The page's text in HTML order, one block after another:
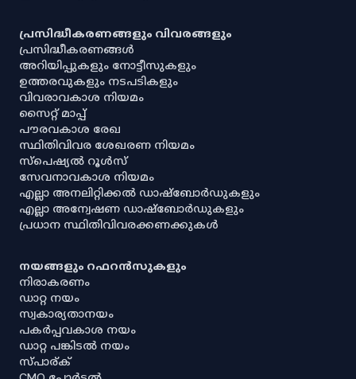
പ്രസിദ്ധീകരണങ്ങളും വിവരങ്ങളും
പ്രസിദ്ധീകരണങ്ങൾ
അറിയിപ്പുകളും നോട്ടീസുകളും
ഉത്തരവുകളും നടപടികളും
വിവരാവകാശ നിയമം
സൈറ്റ് മാപ്പ്
പൗരവകാശ രേഖ
സ്ഥിതിവിവര ശേഖരണ നിയമം
സ്‌പെഷ്യൽ റൂൾസ്
സേവനാവകാശ നിയമം
എല്ലാ അനലിറ്റിക്കൽ ഡാഷ്‌ബോർഡുകളും
എല്ലാ അന്വേഷണ ഡാഷ്‌ബോർഡുകളും
പ്രധാന സ്ഥിതിവിവരക്കണക്കുകൾ
നയങ്ങളും റഫറൻസുകളും
നിരാകരണം
ഡാറ്റ നയം
സ്വകാര്യതാനയം
പകർപ്പവകാശ നയം
ഡാറ്റ പങ്കിടൽ നയം
സ്പാര്ക്